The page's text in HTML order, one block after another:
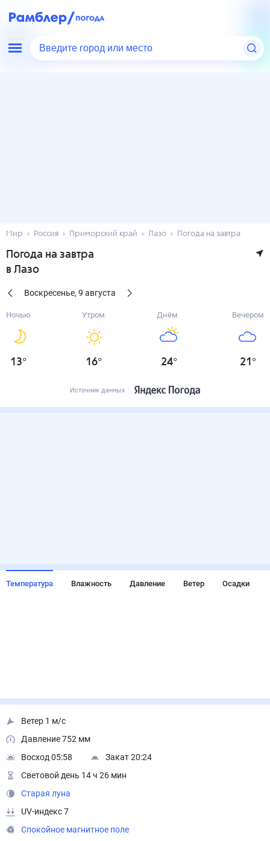
Введите город или место
Мир Россия Приморский край Лазо Погода на завтра
Погода на завтра
в Лазо
Воскресенье, 9 августа
Ночью
13°
Утром
16°
Днём
24°
Вечером
21 °
Источник данных
Температура Влажность Давление Ветер Осадки
Ветер 1 м/с
Давление 752 мм
Восход 05:58
Закат 20:24
Световой день 14 ч 26 мин
Старая луна
UV-индекс 7
Спокойное магнитное поле